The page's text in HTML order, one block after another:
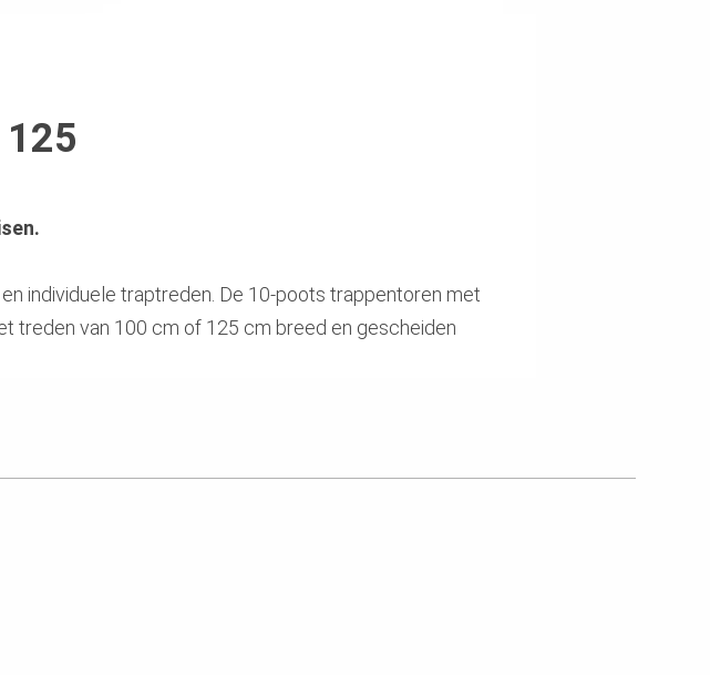
125
individuele traptreden. De 10-poots trappentoren met
treden van 100 cm of 125 cm breed en gescheiden